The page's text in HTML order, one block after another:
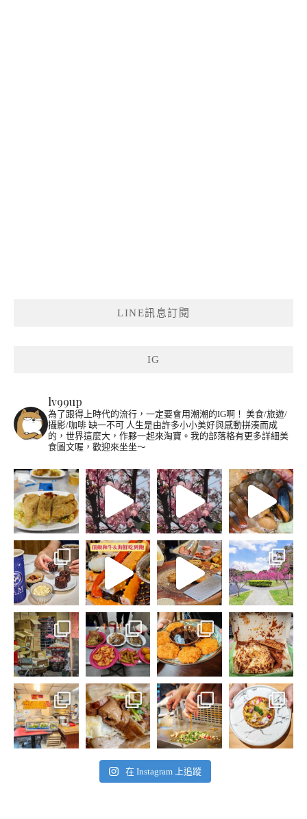
LINE訊息訂閱
IG
lv99up
為了跟得上時代的流行，一定要會用潮潮的IG啊！ 美食/旅遊/
攝影/咖啡 缺一不可 人生是由許多小小美好與感動拼湊而成
的，世界這麼大，作夥一起來淘寶。我的部落格有更多詳細美
食圖文喔，歡迎來坐坐～
在 Instagram 上追蹤